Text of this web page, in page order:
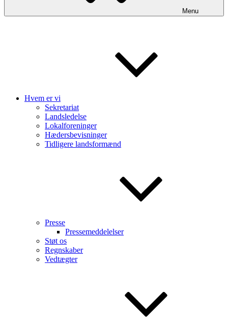
Menu
Hvem er vi
Sekretariat
Landsledelse
Lokalforeninger
Hædersbevisninger
Tidligere landsformænd
Presse
Pressemeddelelser
Støt os
Regnskaber
Vedtægter